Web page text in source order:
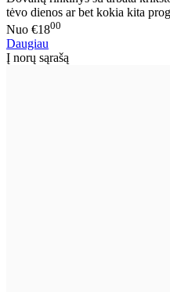
tėvo dienos ar bet kokia kita
Nuo €1800
Daugiau
Į norų sąrašą